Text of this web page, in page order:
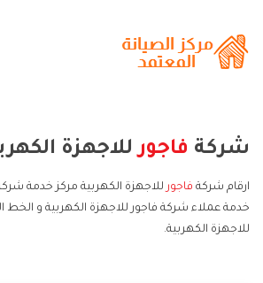
شركة فاجورللاجهزة
ارقام شركة فاجور للاجهزة الكهربية مركز خدمة
خدمة عملاء شركة فاجور للاجهزة الكهربية و
للاجهزة الكهربية.